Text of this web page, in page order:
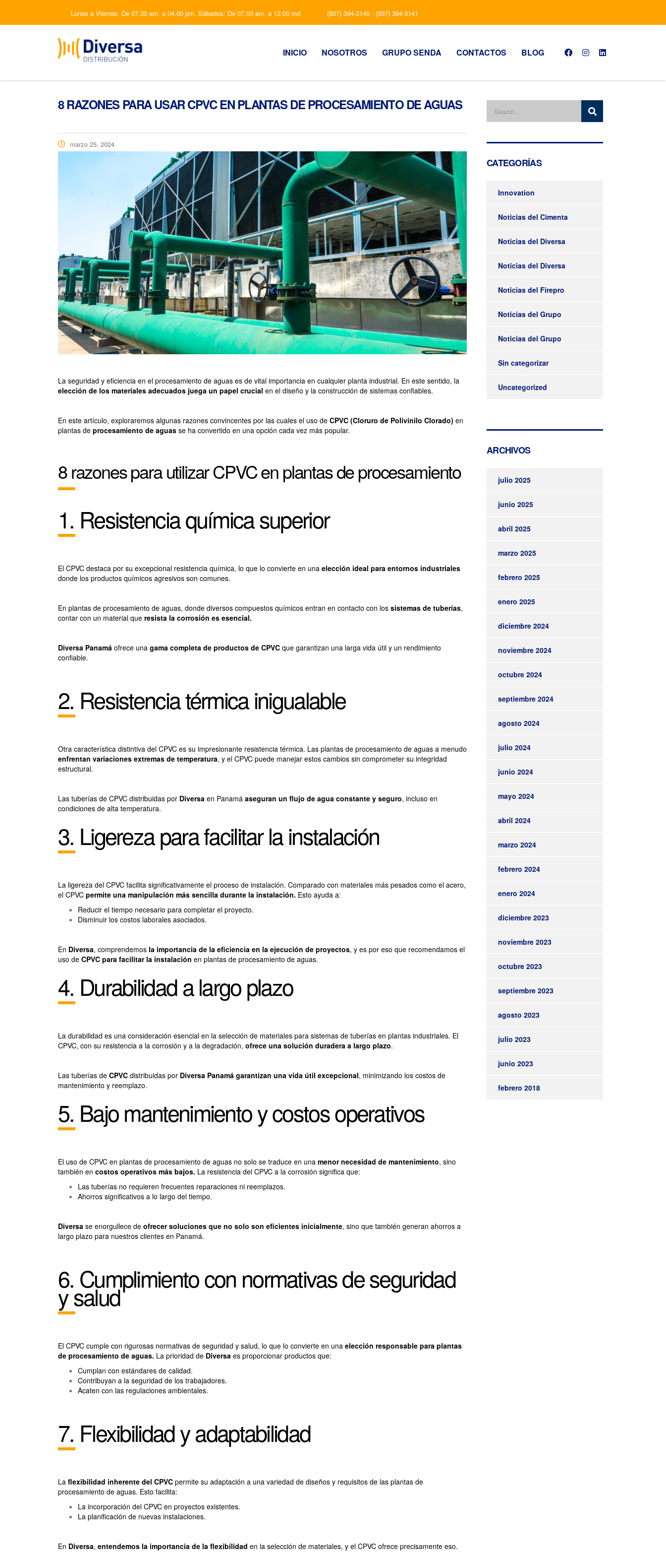
Lunes a Viernes: De 07.30 am. a 04.00 pm. Sábados: De 07.00 am. a 12.00 md. (507) 394-3140 - (507) 394-3141
INICIO NOSOTROS GRUPO SENDA CONTACTOS BLOG
8 RAZONES PARA USAR CPVC EN PLANTAS DE PROCESAMIENTO DE AGUAS
marzo 25, 2024
La seguridad y eficiencia en el procesamiento de aguas es de vital importancia en cualquier planta industrial. En este sentido, la
elección de los materiales adecuados juega un papel crucial en el diseño y la construcción de sistemas confiables.
En este artículo, exploraremos algunas razones convincentes por las cuales el uso de CPVC (Cloruro de Polivinilo Clorado) en
plantas de procesamiento de aguas se ha convertido en una opción cada vez más popular.
8 razones para utilizar CPVC en plantas de procesamiento
1. Resistencia química superior
El CPVC destaca por su excepcional resistencia química, lo que lo convierte en una elección ideal para entornos industriales
donde los productos químicos agresivos son comunes.
En plantas de procesamiento de aguas, donde diversos compuestos químicos entran en contacto con los sistemas de tuberías,
contar con un material que resista la corrosión es esencial.
Diversa Panamá ofrece una gama completa de productos de CPVC que garantizan una larga vida útil y un rendimiento
confiable.
2. Resistencia térmica inigualable
Otra característica distintiva del CPVC es su impresionante resistencia térmica. Las plantas de procesamiento de aguas a menudo
enfrentan variaciones extremas de temperatura, y el CPVC puede manejar estos cambios sin comprometer su integridad
estructural.
Las tuberías de CPVC distribuidas por Diversa en Panamá aseguran un flujo de agua constante y seguro, incluso en
condiciones de alta temperatura.
3. Ligereza para facilitar la instalación
La ligereza del CPVC facilita significativamente el proceso de instalación. Comparado con materiales más pesados como el acero,
el CPVC permite una manipulación más sencilla durante la instalación. Esto ayuda a:
Reducir el tiempo necesario para completar el proyecto.
Disminuir los costos laborales asociados.
En Diversa, comprendemos la importancia de la eficiencia en la ejecución de proyectos, y es por eso que recomendamos el
uso de CPVC para facilitar la instalación en plantas de procesamiento de aguas.
4. Durabilidad a largo plazo
La durabilidad es una consideración esencial en la selección de materiales para sistemas de tuberías en plantas industriales. El
CPVC, con su resistencia a la corrosión y a la degradación, ofrece una solución duradera a largo plazo.
Las tuberías de CPVC distribuidas por Diversa Panamá garantizan una vida útil excepcional, minimizando los costos de
mantenimiento y reemplazo.
5. Bajo mantenimiento y costos operativos
El uso de CPVC en plantas de procesamiento de aguas no solo se traduce en una menor necesidad de mantenimiento, sino
también en costos operativos más bajos. La resistencia del CPVC a la corrosión significa que:
Las tuberías no requieren frecuentes reparaciones ni reemplazos.
Ahorros significativos a lo largo del tiempo.
Diversa se enorgullece de ofrecer soluciones que no solo son eficientes inicialmente, sino que también generan ahorros a
largo plazo para nuestros clientes en Panamá.
6. Cumplimiento con normativas de seguridad
y salud
El CPVC cumple con rigurosas normativas de seguridad y salud, lo que lo convierte en una elección responsable para plantas
de procesamiento de aguas. La prioridad de Diversa es proporcionar productos que:
Cumplan con estándares de calidad.
Contribuyan a la seguridad de los trabajadores.
Acaten con las regulaciones ambientales.
7. Flexibilidad y adaptabilidad
La flexibilidad inherente del CPVC permite su adaptación a una variedad de diseños y requisitos de las plantas de
procesamiento de aguas. Esto facilita:
La incorporación del CPVC en proyectos existentes.
La planificación de nuevas instalaciones.
En Diversa, entendemos la importancia de la flexibilidad en la selección de materiales, y el CPVC ofrece precisamente eso.
CATEGORÍAS
Innovation
Noticias del Cimenta
Noticias del Diversa
Noticias del Diversa
Noticias del Firepro
Noticias del Grupo
Noticias del Grupo
Sin categorizar
Uncategorized
ARCHIVOS
julio 2025
junio 2025
abril 2025
marzo 2025
febrero 2025
enero 2025
diciembre 2024
noviembre 2024
octubre 2024
septiembre 2024
agosto 2024
julio 2024
junio 2024
mayo 2024
abril 2024
marzo 2024
febrero 2024
enero 2024
diciembre 2023
noviembre 2023
octubre 2023
septiembre 2023
agosto 2023
julio 2023
junio 2023
febrero 2018